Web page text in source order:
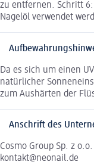
zu entfernen. Schritt
Nagelöl verwendet
Da es sich um einen
natürlicher
zum Aushärten der
Anschrift des
Cosmo Group Sp. z
kontakt@neonail.de